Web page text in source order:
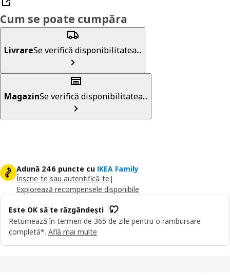
Cum se poate cumpăra
LivrareSe verifică disponibilitatea...
MagazinSe verifică disponibilitatea...
Adună 246 puncte cu IKEA Family
Înscrie-te sau autentifică-te |
Explorează recompensele disponibile
Este OK să te răzgândești
Returnează în termen de 365 de zile pentru o rambursare
completă*. Află mai multe